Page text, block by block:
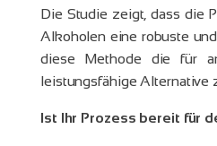
Die Studie zeigt, dass die
Alkoholen eine robuste
diese Methode die für
leistungsfähige Alternative
Ist Ihr Prozess bereit für